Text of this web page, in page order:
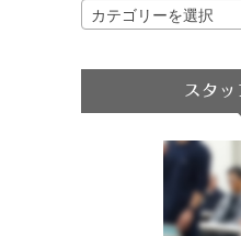
カテゴリーを選択
スタッ